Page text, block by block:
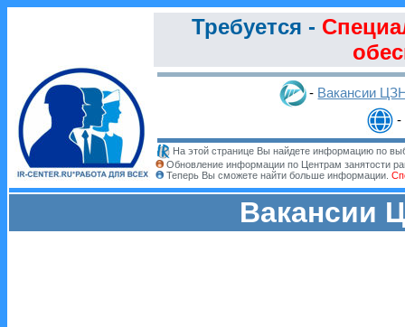
Требуется -
- Вакансии
-
На этой странице Вы найдете информацию по
Обновление информации по Центрам занятости
Теперь Вы сможете найти больше информации.
Вакансии